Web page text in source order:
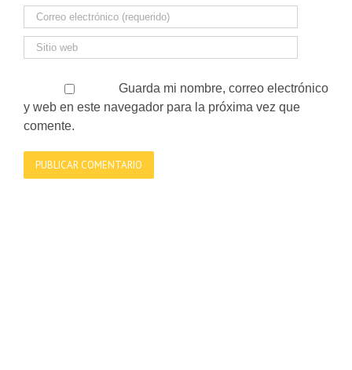
Guarda mi nombre, correo electrónico
y web en este navegador para la próxima vez que
comente.